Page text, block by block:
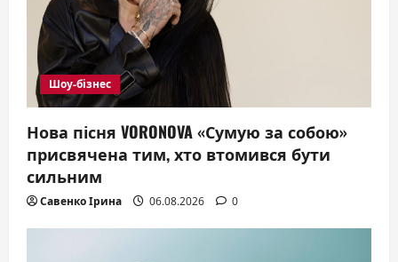
Шоу-бізнес
Нова пісня VORONOVA «Сумую за собою»
присвячена тим, хто втомився бути
сильним
Савенко Ірина 06.08.2026 0